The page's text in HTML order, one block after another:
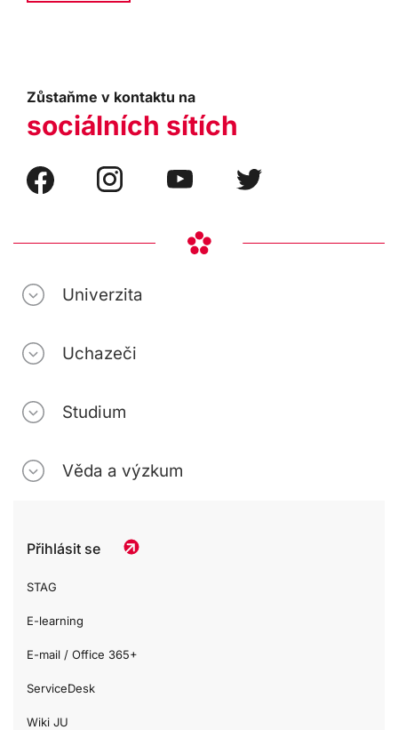
Zůstaňme v kontaktu na
sociálních sítích
Univerzita
Uchazeči
Studium
Věda a výzkum
Přihlásit se
STAG
E-learning
E-mail / Office 365+
ServiceDesk
Wiki JU